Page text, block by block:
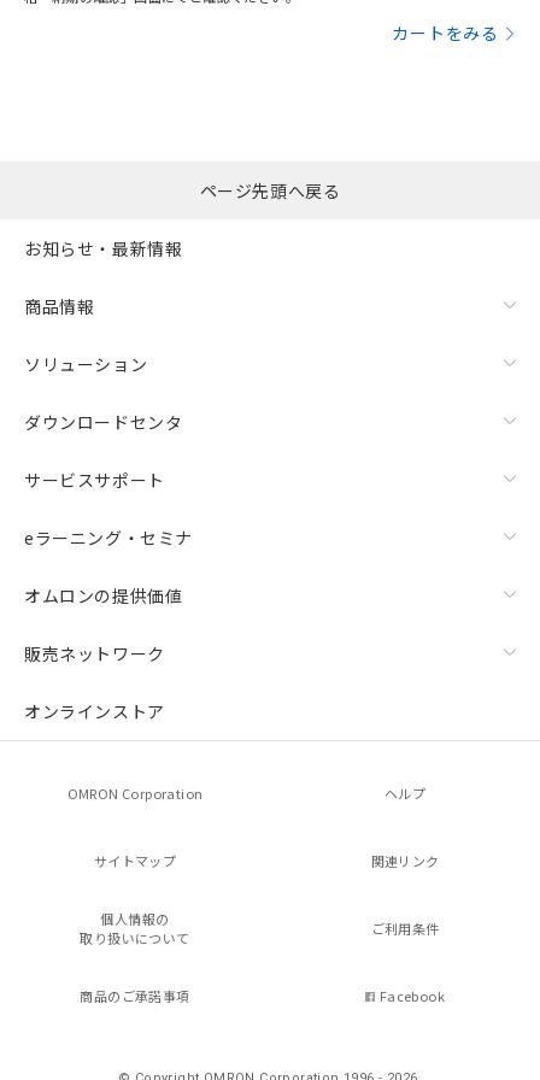
カートをみる
ページ先頭へ戻る
お知らせ・最新情報
商品情報
ソリューション
ダウンロードセンタ
サービスサポート
eラーニング・セミナ
オムロンの提供価値
販売ネットワーク
オンラインストア
OMRON Corporation ヘルプ
サイトマップ 関連リンク
個人情報の
取り扱いについて
ご利用条件
商品のご承諾事項 Facebook